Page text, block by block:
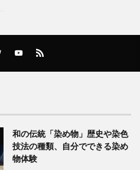
和の伝統「染め物」歴史や染色
技法の種類、自分でできる染め
物体験